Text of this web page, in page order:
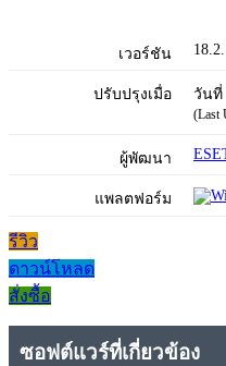
เวอร์ชัน
ปรับปรุงเมื่อ วันที่
(Last
ผู้พัฒนา
แพลตฟอร์ม
รีวิว
ดาวน์โหลด
สั่งซื้อ
ซอฟต์แวร์ที่เกี่ยวข้อง